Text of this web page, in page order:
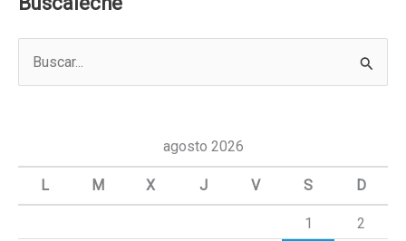
a
agosto 2026
L M X J V S D
1 2